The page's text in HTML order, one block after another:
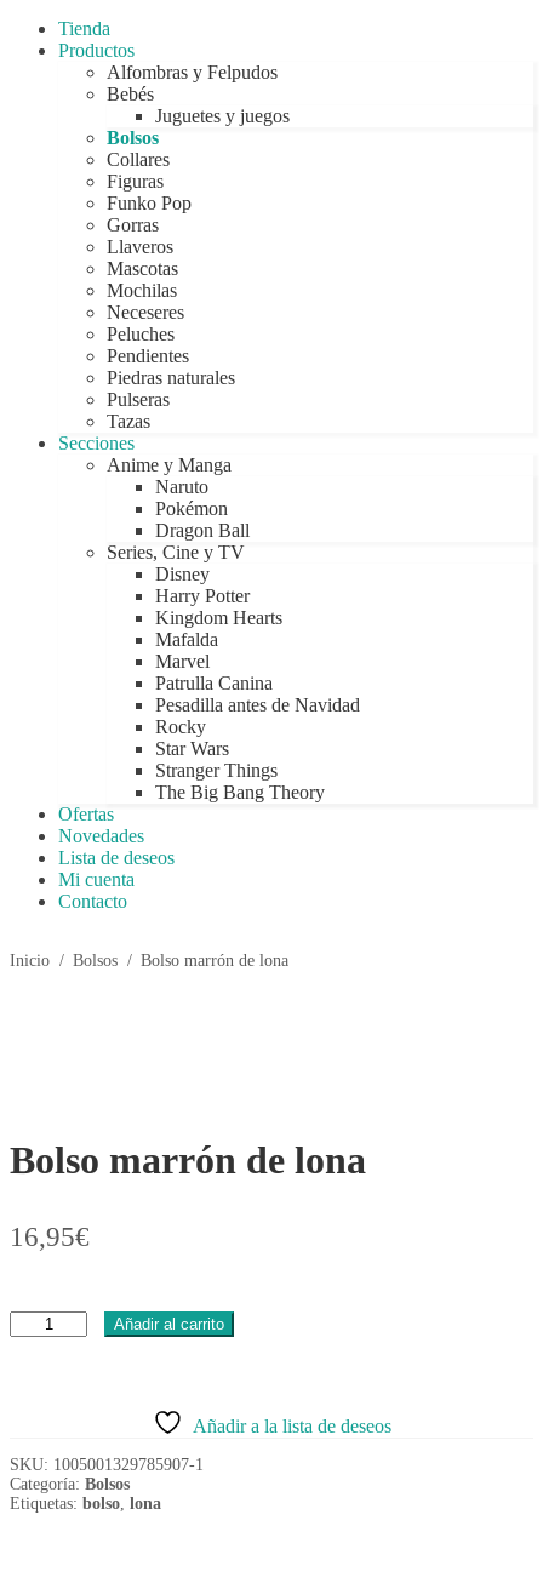
Tienda
Productos
Alfombras y Felpudos
Bebés
Juguetes y juegos
Bolsos
Collares
Figuras
Funko Pop
Gorras
Llaveros
Mascotas
Mochilas
Neceseres
Peluches
Pendientes
Piedras naturales
Pulseras
Tazas
Secciones
Anime y Manga
Naruto
Pokémon
Dragon Ball
Series, Cine y TV
Disney
Harry Potter
Kingdom Hearts
Mafalda
Marvel
Patrulla Canina
Pesadilla antes de Navidad
Rocky
Star Wars
Stranger Things
The Big Bang Theory
Ofertas
Novedades
Lista de deseos
Mi cuenta
Contacto
Inicio / Bolsos / Bolso marrón de lona
Bolso marrón de lona
16,95€
Bolso
marrón
Añadir al carrito
Añadir a la lista de deseos
SKU: 1005001329785907-1
Categoría: Bolsos
Etiquetas: bolso lona